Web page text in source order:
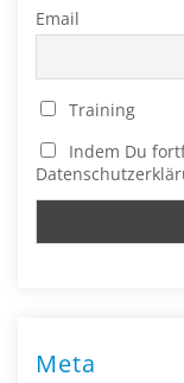
Email
Training
Indem Du
Meta